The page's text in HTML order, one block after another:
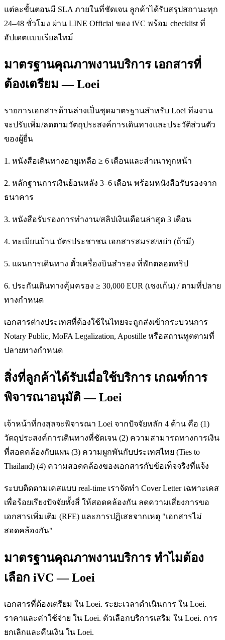
แต่ละขั้นตอนมี SLA ภายในที่ชัดเจน ลูกค้าได้รับสรุปสถานะทุก
24–48 ชั่วโมง ผ่าน LINE Official ของ iVC พร้อม checklist ที่
อัปเดตแบบเรียลไทม์
มาตรฐานคุณภาพงานบริการ เอกสารที่
ต้องเตรียม — Loei
รายการเอกสารด้านล่างเป็นชุดมาตรฐานสำหรับ Loei ทีมงาน
จะปรับเพิ่ม/ลดตามวัตถุประสงค์การเดินทางและประวัติส่วนตัว
ของผู้ยื่น
1. หนังสือเดินทางอายุเหลือ ≥ 6 เดือนและสำเนาทุกหน้า
2. หลักฐานการเงินย้อนหลัง 3–6 เดือน พร้อมหนังสือรับรองจาก
ธนาคาร
3. หนังสือรับรองการทำงาน/สลิปเงินเดือนล่าสุด 3 เดือน
4. ทะเบียนบ้าน บัตรประชาชน เอกสารสมรส/หย่า (ถ้ามี)
5. แผนการเดินทาง ตั๋วเครื่องบินสำรอง ที่พักตลอดทริป
6. ประกันเดินทางคุ้มครอง ≥ 30,000 EUR (เชงเก้น) / ตามที่ปลาย
ทางกำหนด
เอกสารต่างประเทศที่ต้องใช้ในไทยจะถูกส่งเข้ากระบวนการ
Notary Public, MoFA Legalization, Apostille หรือสถานทูตตามที่
ปลายทางกำหนด
สิ่งที่ลูกค้าได้รับเมื่อใช้บริการ เกณฑ์การ
พิจารณาอนุมัติ — Loei
เจ้าหน้าที่กงสุลจะพิจารณา Loei จากปัจจัยหลัก 4 ด้าน คือ (1)
วัตถุประสงค์การเดินทางที่ชัดเจน (2) ความสามารถทางการเงิน
ที่สอดคล้องกับแผน (3) ความผูกพันกับประเทศไทย (Ties to
Thailand) (4) ความสอดคล้องของเอกสารกับข้อเท็จจริงที่แจ้ง
ระบบติดตามเคสแบบ real-time เราจัดทำ Cover Letter เฉพาะเคส
เพื่อร้อยเรียงปัจจัยทั้งสี่ ให้สอดคล้องกัน ลดความเสี่ยงการขอ
เอกสารเพิ่มเติม (RFE) และการปฏิเสธจากเหตุ "เอกสารไม่
สอดคล้องกัน"
มาตรฐานคุณภาพงานบริการ ทำไมต้อง
เลือก iVC — Loei
เอกสารที่ต้องเตรียม ใน Loei. ระยะเวลาดำเนินการ ใน Loei.
ราคาและค่าใช้จ่าย ใน Loei. ตัวเลือกบริการเสริม ใน Loei. การ
ยกเลิกและคืนเงิน ใน Loei.